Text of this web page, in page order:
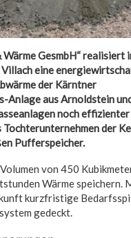
Wärme GesmbH“ realisiert
Villach eine
der Kärntner
Anlage aus Arnoldstein
noch
der
Pufferspeicher.
von 450
Wärme speichern.
kurzfristige
gedeckt.